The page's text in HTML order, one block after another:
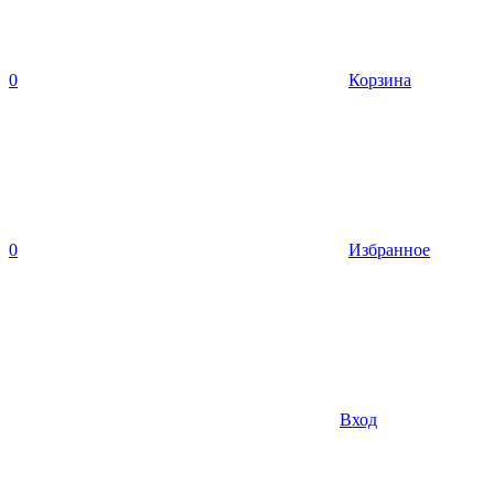
0 Корзина
0 Избранное
Вход